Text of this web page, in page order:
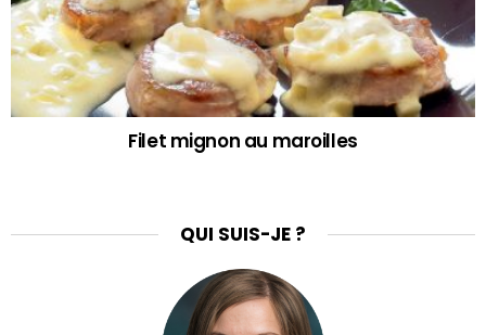
Filet mignon au maroilles
QUI SUIS-JE ?